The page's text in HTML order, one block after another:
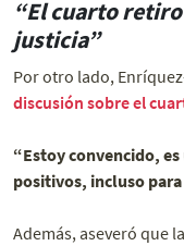
“El cuarto retiro
justicia”
Por otro lado,
discusión sobre el
“Estoy convencido,
positivos, incluso
Además, aseveró que